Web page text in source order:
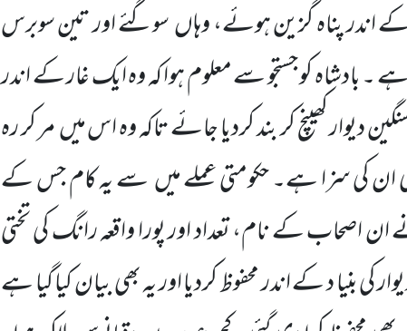
اندر پناہ گزین ہوئے، وہاں سوگئے اور تین سوبرس
کو جستجو سے معلوم ہوا کہ وہ ایک غار کے اندر
دیوار کھینچ کر بند کردیا جائے تاکہ وہ اس میں مر کر رہ
ان کی سزا ہے۔ حکومتی عملے میں سے یہ کام جس کے
اصحاب کے نام، تعداد اور پورا واقعہ رانگ کی تختی
بنیا د کے اندر محفوظ کردیا اور یہ بھی بیان کیا گیا ہے